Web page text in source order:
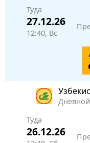
Туда
27.12.26
12:40, Вс
Туда
26.12.26